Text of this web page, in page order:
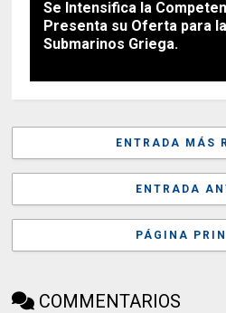
Se Intensifica la
Presenta su Oferta para
Submarinos Griega.
ENTRADA MÁS
ENTRADA
PÁGINA
COMMENTARIOS